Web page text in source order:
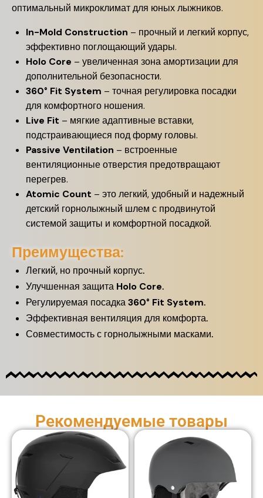
оптимальный микроклимат для юных лыжников.
In-Mold Construction – прочный и легкий корпус,
эффективно поглощающий удары.
Holo Core – увеличенная зона амортизации для
дополнительной безопасности.
360° Fit System – точная регулировка посадки
для комфортного ношения.
Live Fit – мягкие адаптивные вставки,
подстраивающиеся под форму головы.
Passive Ventilation – встроенные
вентиляционные отверстия предотвращают
перегрев.
Atomic Count – это легкий, удобный и надежный
детский горнолыжный шлем с продвинутой
системой защиты и комфортной посадкой.
Преимущества:
Легкий, но прочный корпус.
Улучшенная защита Holo Core.
Регулируемая посадка360° Fit System.
Эффективная вентиляция для комфорта.
Совместимость с горнолыжными масками.
Рекомендуемые товары